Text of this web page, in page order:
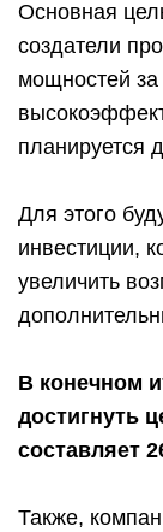
Основная
создатели
мощностей
планируется
Для этого
инвестиции,
увеличить
В конечном
достигнуть
составляет
Также,